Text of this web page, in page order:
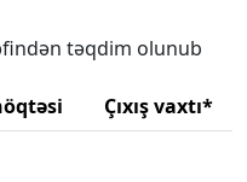
təqdim olunub
Çıxış vaxtı*